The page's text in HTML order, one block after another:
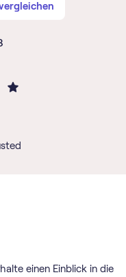
einen Einblick in die